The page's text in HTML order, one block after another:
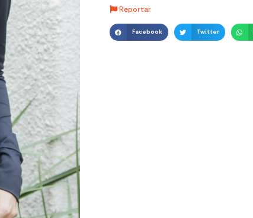
Reportar
Facebook Twitter